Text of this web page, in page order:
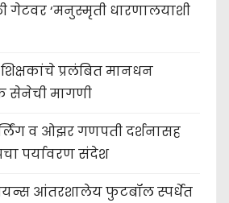
गेटवर ‘मनुस्मृती धारणालयाशी
प्रलंबित मानधन
सेनेची मागणी
व ओझर गणपती दर्शनासह
पर्यावरण संदेश
आंतरशालेय फुटबॉल स्पर्धेत